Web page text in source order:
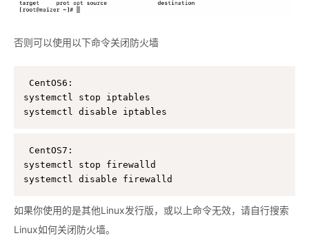
否则可以使用以下命令关闭防火墙
CentOS6:
systemctl stop iptables
systemctl disable iptables
CentOS7:
systemctl stop firewalld
systemctl disable firewalld
如果你使用的是其他Linux发行版，或以上命令无效，请自行搜索
Linux如何关闭防火墙。